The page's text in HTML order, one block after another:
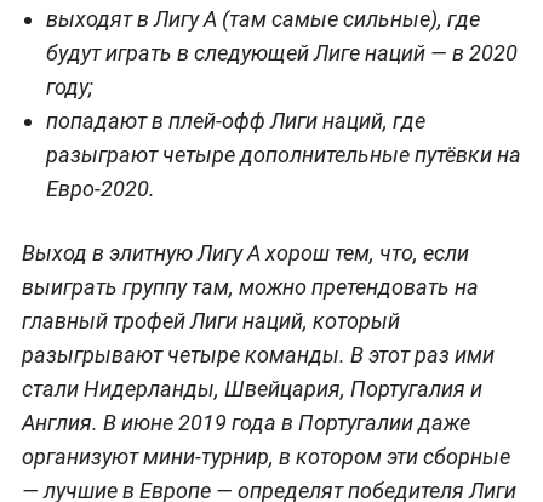
выходят в Лигу А (там самые сильные), где
будут играть в следующей Лиге наций — в 2020
году;
попадают в плей-офф Лиги наций, где
разыграют четыре дополнительные путёвки на
Евро-2020.
Выход в элитную Лигу А хорош тем, что, если
выиграть группу там, можно претендовать на
главный трофей Лиги наций, который
разыгрывают четыре команды. В этот раз ими
стали Нидерланды, Швейцария, Португалия и
Англия. В июне 2019 года в Португалии даже
организуют мини-турнир, в котором эти сборные
— лучшие в Европе — определят победителя Лиги